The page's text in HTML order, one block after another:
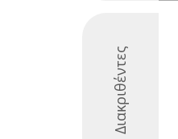
Διακριθέντες